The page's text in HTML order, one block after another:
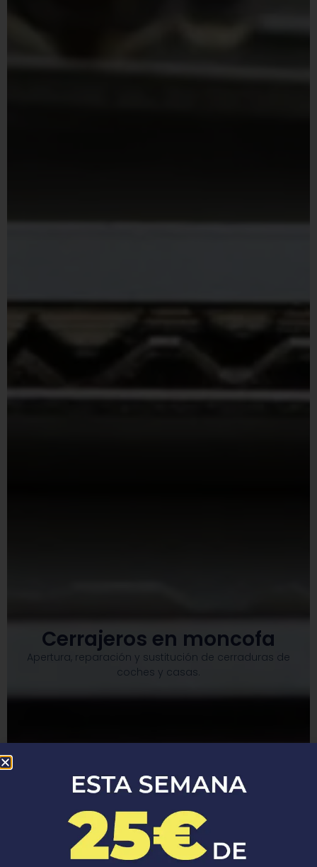
Cerrajeros en moncofa
Apertura, reparación y sustitución de cerraduras de
coches y casas.​